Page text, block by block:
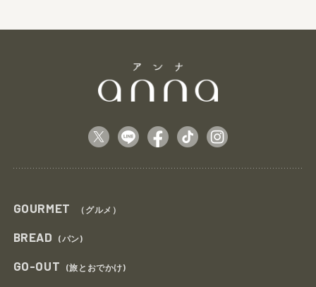
GOURMET （グルメ）
BREAD (パン)
GO-OUT (旅とおでかけ)